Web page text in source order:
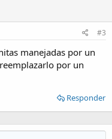
#3
manejadas por un
por un
Responder